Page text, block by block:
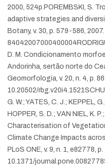
2000, 524p. POREMBSKI, S.
adaptive strategies and
Botany, v. 30, p. 579-586,
84042007000400004
D. M. Condicionamento
Andorinha, sertão norte do
Geomorfologia, v. 20, n. 4, p.
10.20502/rbg.v20i4.1521
G. W.; YATES, C. J.; KEPPEL,
HOPPER, S. D.; VAN NIEL, K.
Characterisation of
Climate Change Impacts
PLoS ONE, v. 9, n. 1, e82778,
10.1371/journal.pone.0082778